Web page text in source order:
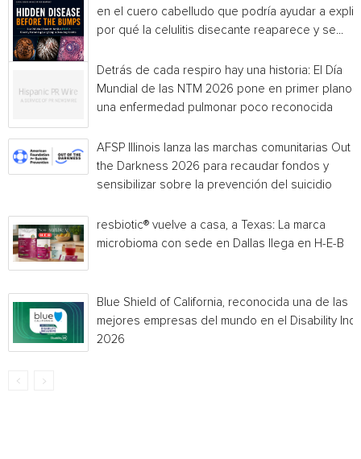
en el cuero cabelludo que podría ayudar a
por qué la celulitis disecante reaparece y se...
Detrás de cada respiro hay una historia: El Día
Mundial de las NTM 2026 pone en primer plano
una enfermedad pulmonar poco reconocida
AFSP Illinois lanza las marchas comunitarias Out
the Darkness 2026 para recaudar fondos y
sensibilizar sobre la prevención del suicidio
resbiotic® vuelve a casa, a Texas: La marca
microbioma con sede en Dallas llega en H-E-B
Blue Shield of California, reconocida una de las
mejores empresas del mundo en el Disability
2026